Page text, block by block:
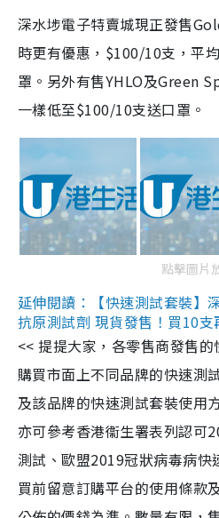
深水埗電子特賣城現正發售
時更有優惠，$100/10支，平
罩。另外有售YHLO及Green
一樣低至$100/10支送口罩。
點擊圖片
延伸閱讀：【快速測試套裝】
抗原測試劑 現貨發售！買10
<< 提提大家，各零售商發售的
購買市面上不同品牌的快速測
及該品牌的快速測試套裝使用
亦可參考香港衞生署表列認可
測試、歐盟2019冠狀病毒病快
買前留意訂購平台的使用條款